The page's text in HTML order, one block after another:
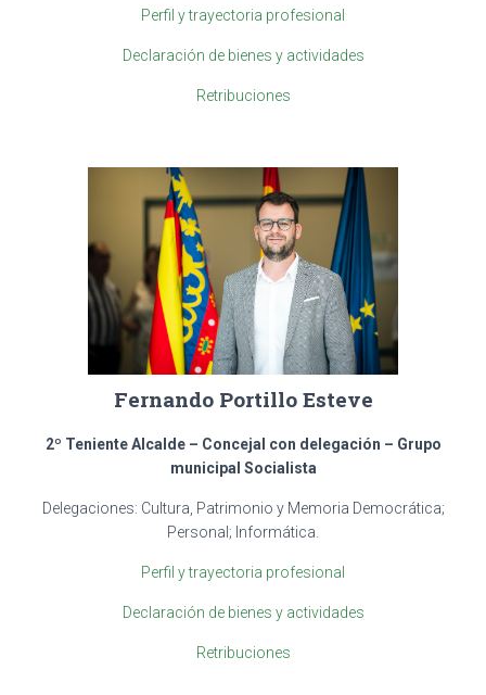
Perfil y trayectoria profesional
Declaración de bienes y actividades
Retribuciones
Fernando Portillo Esteve
2º Teniente Alcalde – Concejal con delegación – Grupo
municipal Socialista
Delegaciones: Cultura, Patrimonio y Memoria Democrática;
Personal; Informática.
Perfil y trayectoria profesional
Declaración de bienes y actividades
Retribuciones